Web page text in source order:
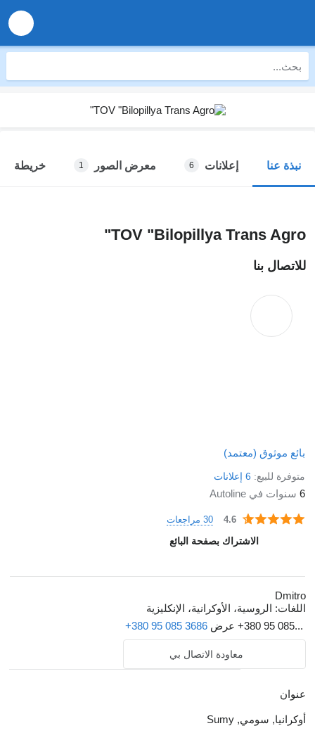
نبذة عنا إعلانات 6 معرض الصور 1 خريطة
TOV "Bilopillya Trans Agro"
للاتصال بنا
بائع موثوق (معتمد)
متوفرة للبيع: 6 إعلانات
6 سنوات في Autoline
4.6 30 مراجعات
الاشتراك بصفحة البائع
Dmitro
اللغات: الروسية، الأوكرانية، الإنكليزية
+380 95 085... عرض +380 95 085 3686
معاودة الاتصال بي
عنوان
أوكرانيا, سومي, Sumy